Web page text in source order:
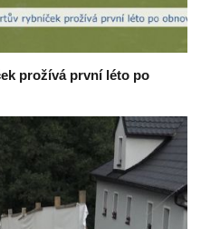
prožívá první léto po